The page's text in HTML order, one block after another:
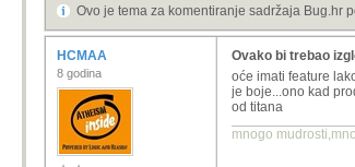
Ovo je tema za komentiranje sadržaja Bug.hr
HCMAA
8 godina
Ovako bi trebao
oće imati feature
je boje...ono kad
od titana
mnogo